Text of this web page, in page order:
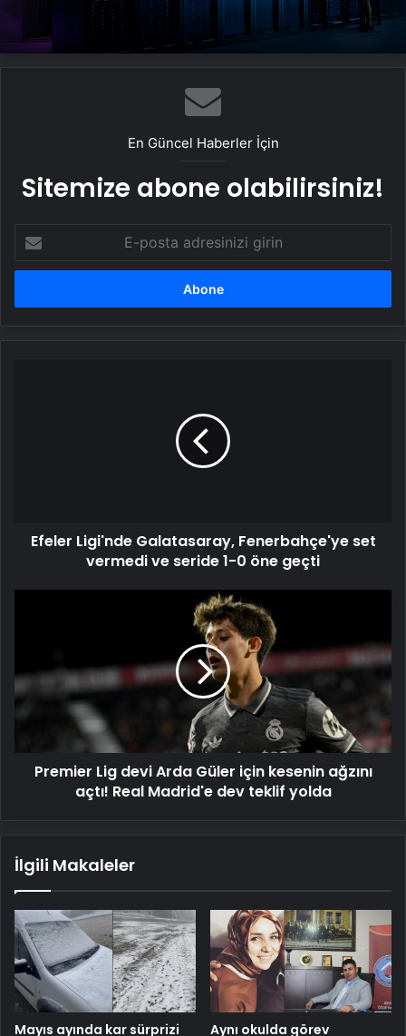
En Güncel Haberler İçin
Sitemize abone olabilirsiniz!
posta
adresinizi
Efeler Ligi'nde Galatasaray, Fenerbahçe'ye set
vermedi ve seride 1-0 öne geçti
Güler
için
açtı!
RealPremier Lig devi Arda Güler için kesenin ağzını
açtı! Real Madrid'e dev teklif yolda
İlgili Makaleler
Mayıs ayında kar sürprizi Aynı okulda görev